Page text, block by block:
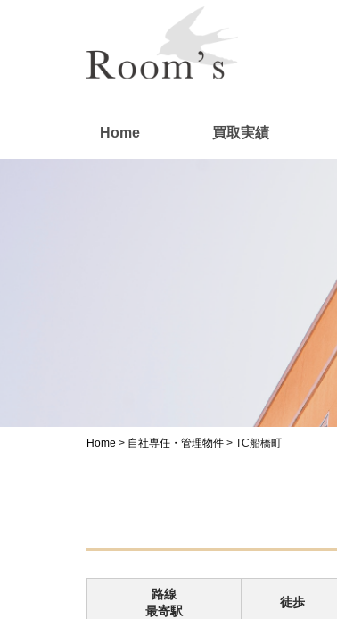
Home 買取実績
Home > 自社専任・管理物件 > TC船橋町
路線
最寄駅
徒歩